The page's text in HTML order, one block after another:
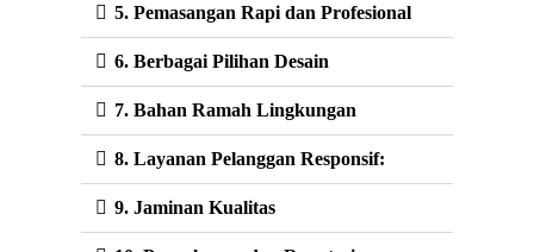
5. Pemasangan Rapi dan Profesional
6. Berbagai Pilihan Desain
7. Bahan Ramah Lingkungan
8. Layanan Pelanggan Responsif:
9. Jaminan Kualitas